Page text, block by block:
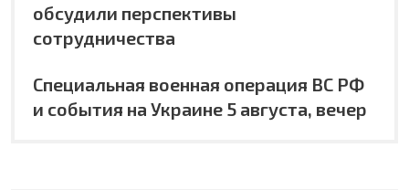
обсудили перспективы
сотрудничества
Специальная военная операция ВС РФ
и события на Украине 5 августа, вечер